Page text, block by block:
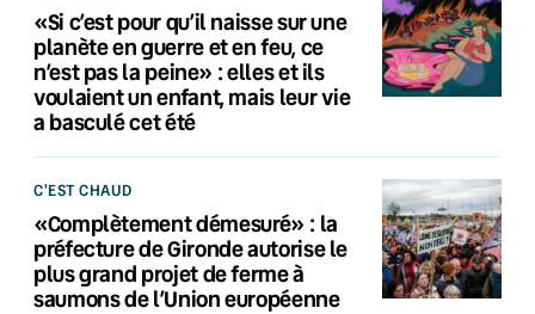
«Si c’est pour qu’il naisse sur une
planète en guerre et en feu, ce
n’est pas la peine» : elles et ils
voulaient un enfant, mais leur vie
a basculé cet été
C'EST CHAUD
«Complètement démesuré» : la
préfecture de Gironde autorise le
plus grand projet de ferme à
saumons de l’Union européenne